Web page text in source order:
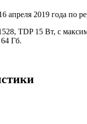
апреля 2019 года по
TDP 15 Вт, с
Гб.